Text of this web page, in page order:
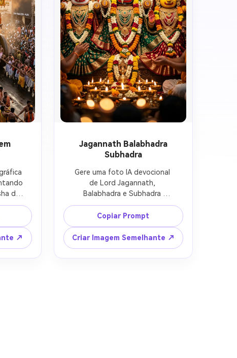
de
luz
↗
Jagannath Balabhadra
Subhadra
Gere uma foto IA devocional
de Lord Jagannath,
Balabhadra e Subhadra
durante Rath Yatra,
ornamentos vibrantes do
templo, guirlandas de flores,
cenário de carruagem sagrada,
luzes de diya brilhantes, clima
espiritual respeitoso, detalhes
Copiar Prompt
Criar Imagem Semelhante ↗